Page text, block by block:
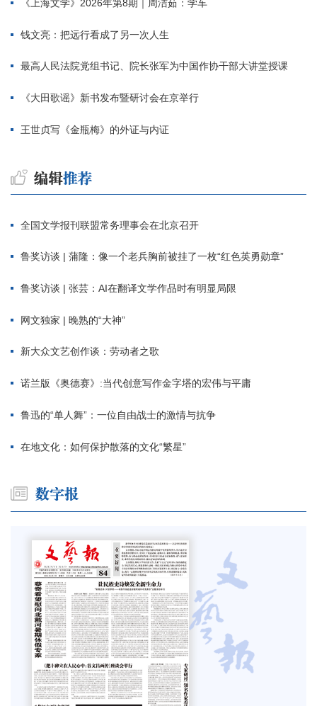
《上海文学》2026年第8期｜周洁茹：学车
钱文亮：把远行看成了另一次人生
最高人民法院党组书记、院长张军为中国作协干部大讲堂授课
《大田歌谣》新书发布暨研讨会在京举行
王世贞写《金瓶梅》的外证与内证
全国文学报刊联盟常务理事会在北京召开
鲁奖访谈 | 蒲隆：像一个老兵胸前被挂了一枚“红色英勇勋章”
鲁奖访谈 | 张芸：AI在翻译文学作品时有明显局限
网文独家 | 晚熟的“大神”
新大众文艺创作谈：劳动者之歌
诺兰版《奥德赛》:当代创意写作金字塔的宏伟与平庸
鲁迅的“单人舞”：一位自由战士的激情与抗争
在地文化：如何保护散落的文化“繁星”